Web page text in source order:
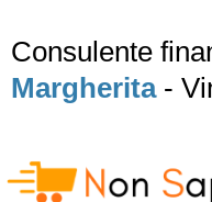
Consulente
Margherita-